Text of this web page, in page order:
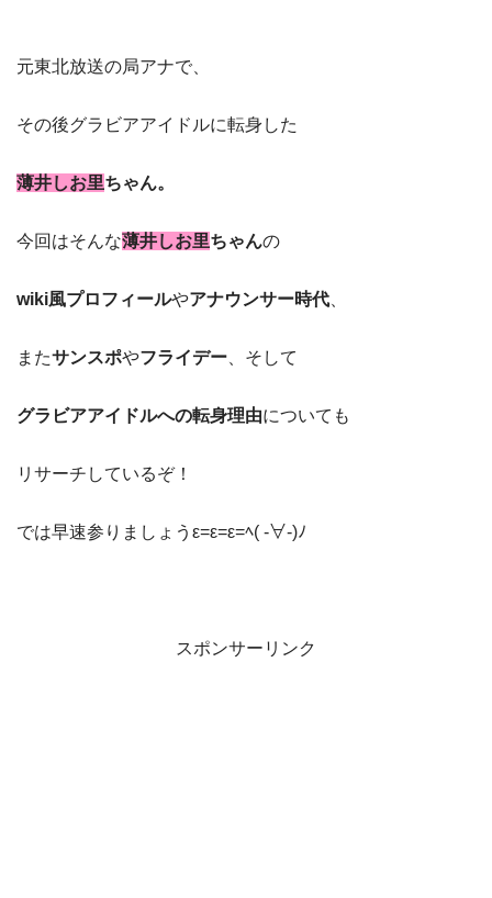
元東北放送の局アナで、
その後グラビアアイドルに転身した
薄井しお里ちゃん。
今回はそんな薄井しお里ちゃんの
wiki風プロフィールやアナウンサー時代
またサンスポやフライデー 、そして
グラビアアイドルへの転身理由についても
リサーチしているぞ！
では早速参りましょうε=ε=ε=ﾍ( -∀-)ﾉ
スポンサーリンク